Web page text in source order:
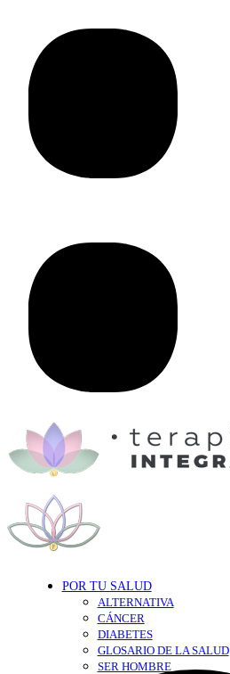
POR TU SALUD
ALTERNATIVA
CÁNCER
DIABETES
GLOSARIO DE LA SALUD
SER HOMBRE